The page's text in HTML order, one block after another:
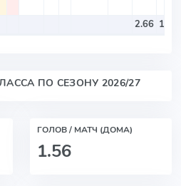
2.66 1.32
ПО СЕЗОНУ 2026/27
ГОЛОВ / МАТЧ (ДОМА)
1.56